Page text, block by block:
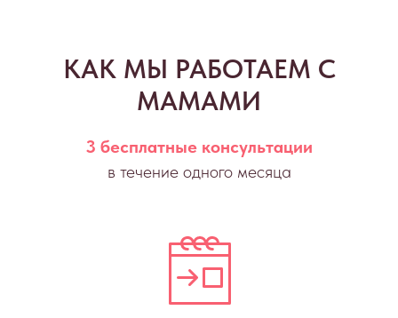
КАК МЫ РАБОТАЕМ С
МАМАМИ
3 бесплатные консультации
в течение одного месяца